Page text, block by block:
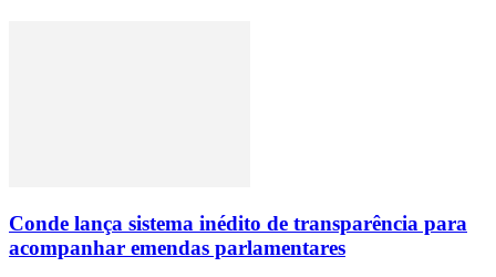
Conde lança sistema inédito de transparência para
acompanhar emendas parlamentares